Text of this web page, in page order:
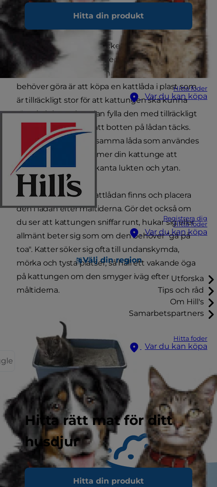
Hitta din produkt
Hitta foder
Var du kan köpa
Registrera dig
Hitta foder
Var du kan köpa
Välj din region
Utforska
Tips och råd
Om Hill's
Samarbetspartners
Hitta foder
Var du kan köpa
Hitta rätt mat för ditt
husdjur
Hitta din produkt
Träna din nya kattunge i att
använda kattlådan
Katter är av naturen mycket renliga och det är
troligt att din kattunge redan har lärt sig att
använda kattlådan av sin mamma. Allt du
behöver göra är att köpa en kattlåda i plast som
är tillräckligt stor för att kattungen ska kunna
röra sig i den och sedan fylla den med tillräckligt
mycket kattsand så att botten på lådan täcks.
Om du kan använda samma låda som användes
hos uppfödaren kommer din kattunge att
uppskatta den välbekanta lukten och ytan.
Visa kattungen var kattlådan finns och placera
den i lådan efter måltiderna. Gör det också om
du ser att kattungen sniffar runt, hukar sig eller
allmänt beter sig som om den behöver ”gå på
toa". Katter söker sig ofta till undanskymda,
mörka och tysta platser, så håll ett vakande öga
på kattungen om den smyger iväg efter
måltiderna.